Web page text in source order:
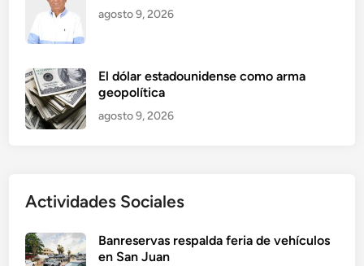
agosto 9, 2026
El dólar estadounidense como arma
geopolítica
agosto 9, 2026
Actividades Sociales
Banreservas respalda feria de vehículos
en San Juan